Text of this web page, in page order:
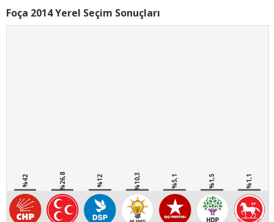
Foça 2014 Yerel Seçim Sonuçları
%42 %26,8 %12 %10,3 %5,1 %1,5 %1,1